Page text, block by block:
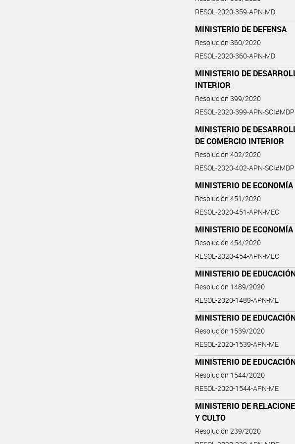
RESOL-2020-359-APN-MD
MINISTERIO DE DEFENSA
Resolución 360/2020
RESOL-2020-360-APN-MD
MINISTERIO DE
INTERIOR
Resolución 399/2020
RESOL-2020-399-APN-SCI#MDP
MINISTERIO DE
DE COMERCIO INTERIOR
Resolución 402/2020
RESOL-2020-402-APN-SCI#MDP
MINISTERIO DE ECONOMÍA
Resolución 451/2020
RESOL-2020-451-APN-MEC
MINISTERIO DE ECONOMÍA
Resolución 454/2020
RESOL-2020-454-APN-MEC
MINISTERIO DE
Resolución 1489/2020
RESOL-2020-1489-APN-ME
MINISTERIO DE
Resolución 1539/2020
RESOL-2020-1539-APN-ME
MINISTERIO DE
Resolución 1544/2020
RESOL-2020-1544-APN-ME
MINISTERIO DE
Y CULTO
Resolución 239/2020